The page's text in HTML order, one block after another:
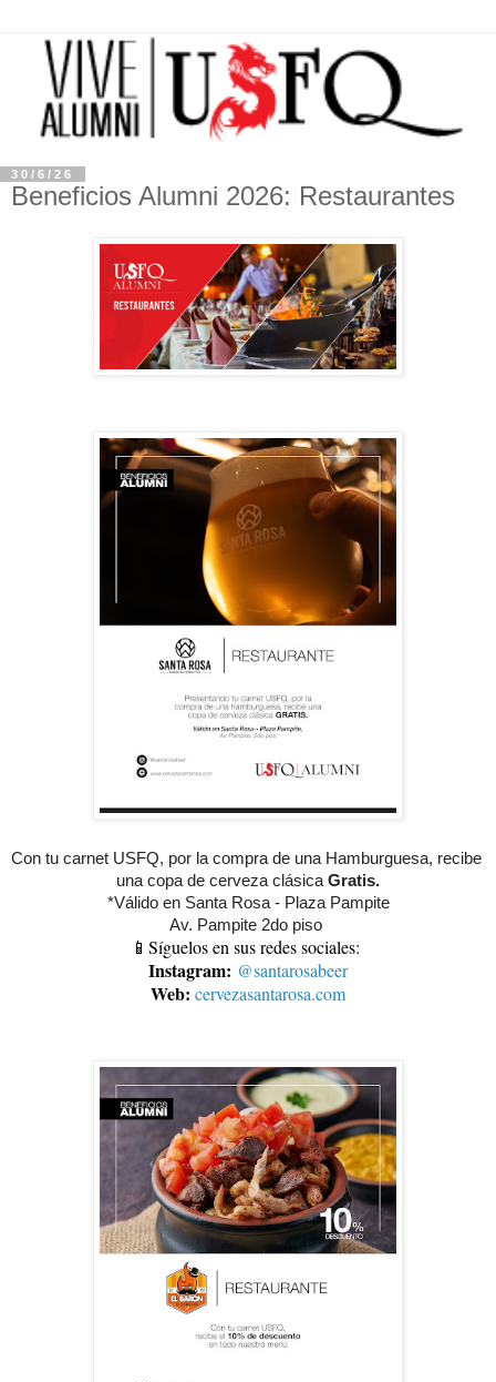
30/6/26
Beneficios Alumni 2026: Restaurantes
Con tu carnet USFQ, por la compra de una Hamburguesa, recibe
una copa de cerveza clásica Gratis.
*Válido en Santa Rosa - Plaza Pampite
Av. Pampite 2do piso
📱Síguelos en sus redes sociales:
Instagram: @santarosabeer
Web: cervezasantarosa.com